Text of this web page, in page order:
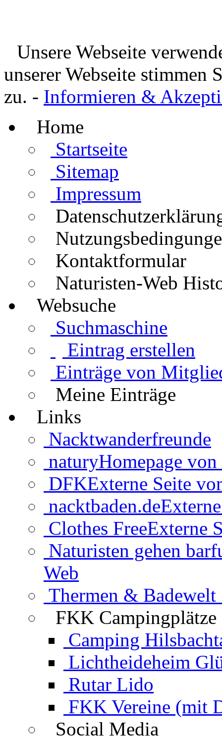
Unsere Webseite
unserer Webseite stimmen
zu. - Informieren &
Home
Startseite
Sitemap
Impressum
Kontaktformular
Naturisten-Web
Websuche
Suchmaschine
Eintrag erstellen
Einträge von
Meine Einträge
Links
Nacktwanderfreunde
naturyHomepage
DFKExterne Seite
nacktbaden.de
Clothes FreeExterne
Naturisten gehen
Web
Thermen & Badewelt
FKK Campingplätze
Camping
Lichtheideheim
Rutar Lido
FKK Vereine (mit
Social Media